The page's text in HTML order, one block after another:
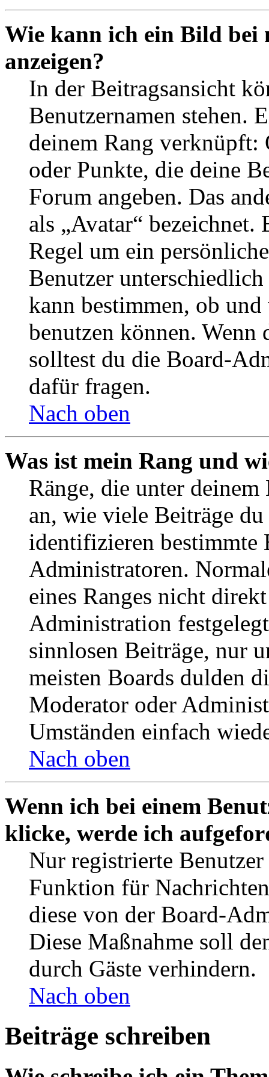
Wie kann ich ein Bild bei
anzeigen?
In der Beitragsansicht
Benutzernamen stehen.
deinem Rang verknüpft:
oder Punkte, die deine
Forum angeben. Das
als „Avatar“
Regel um ein
Benutzer
kann bestimmen, ob
benutzen können. Wenn
solltest du die Board-
dafür fragen.
Nach oben
Was ist mein Rang und
Ränge, die unter deinem
an, wie viele Beiträge
identifizieren bestimmte
Administratoren.
eines Ranges nicht
Administration
sinnlosen Beiträge, nur
meisten Boards dulden
Moderator oder
Umständen einfach
Nach oben
Wenn ich bei einem
klicke, werde ich
Nur registrierte
Funktion für
diese von der Board-
Diese Maßnahme soll
durch Gäste verhindern.
Nach oben
Beiträge schreiben